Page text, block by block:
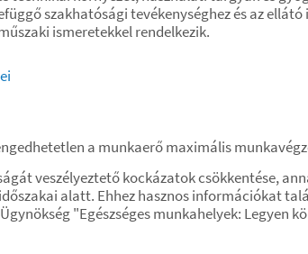
szakhatósági tevékenységhez és az
ismeretekkel rendelkezik.
a munkaerő maximális
veszélyeztető kockázatok csökkentése,
alatt. Ehhez hasznos információkat
"Egészséges munkahelyek: Legyen